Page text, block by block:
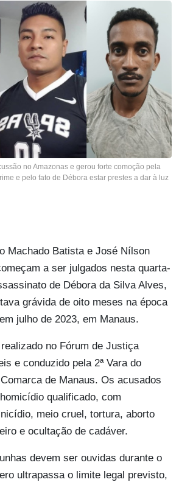
no Amazonas e gerou forte comoção pela
e pelo fato de Débora estar prestes a dar à luz
Machado Batista e José Nílson
a ser julgados nesta quarta-
de Débora da Silva Alves,
grávida de oito meses na época
julho de 2023, em Manaus.
no Fórum de Justiça
e conduzido pela 2ª Vara do
de Manaus. Os acusados
qualificado, com
meio cruel, tortura, aborto
e ocultação de cadáver.
devem ser ouvidas durante o
ultrapassa o limite legal previsto,